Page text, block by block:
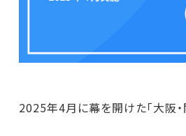
2025年4月に幕を開けた「大阪・